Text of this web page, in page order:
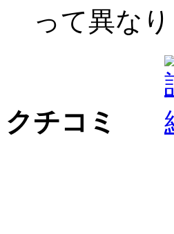
って異なり
クチコミ